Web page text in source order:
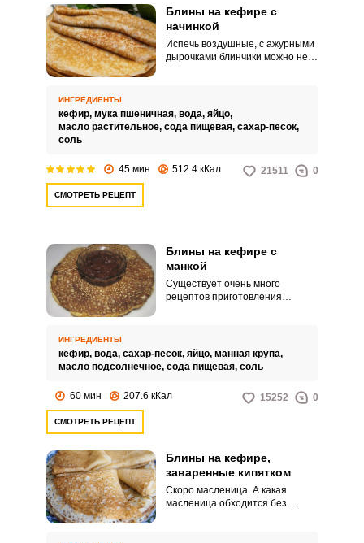
вареньем, сметаной, медом или
сметаной – самое оно!
Обязательно испеките!
Блины на кефире с
начинкой
Испечь воздушные, с ажурными
дырочками блинчики можно не
и тонкими, тесто для них не
должно быть густым.
ИНГРЕДИЕНТЫ
кефир, мука пшеничная, вода, яйцо,
масло растительное, сода пищевая, сахар-песок,
соль
45 мин 512.4 кКал 21511 0
СМОТРЕТЬ РЕЦЕПТ
Блины на кефире с
манкой
Существует очень много
рецептов приготовления
принципу, что и обычные, но
получаются более толстыми,
воздушными и нежными.
ИНГРЕДИЕНТЫ
кефир, вода, сахар-песок, яйцо, манная крупа,
масло подсолнечное, сода пищевая, соль
60 мин 207.6 кКал 15252 0
СМОТРЕТЬ РЕЦЕПТ
Блины на кефире,
заваренные кипятком
Скоро масленица. А какая
масленица обходится без